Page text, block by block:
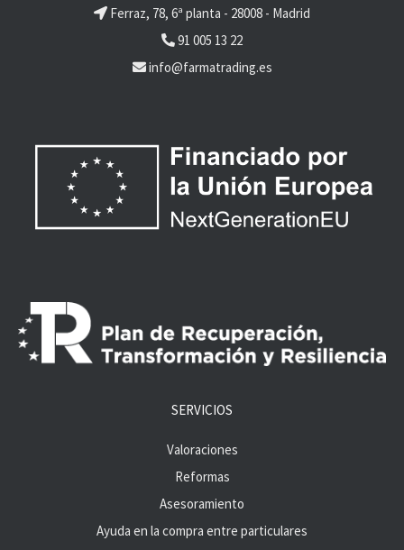
Ferraz, 78, 6ª planta - 28008 - Madrid
91 005 13 22
info@farmatrading.es
SERVICIOS
Valoraciones
Reformas
Asesoramiento
Ayuda en la compra entre particulares